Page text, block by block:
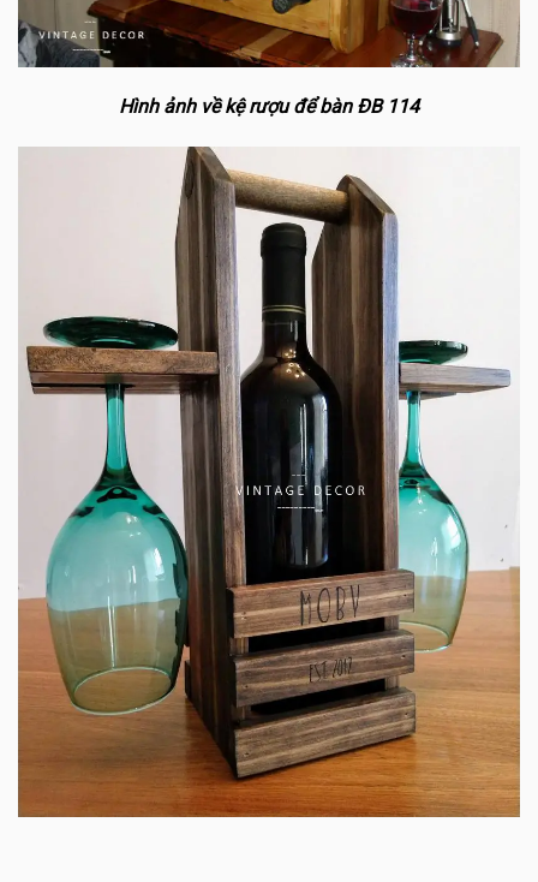
Hình ảnh về kệ rượu để bàn ĐB 114